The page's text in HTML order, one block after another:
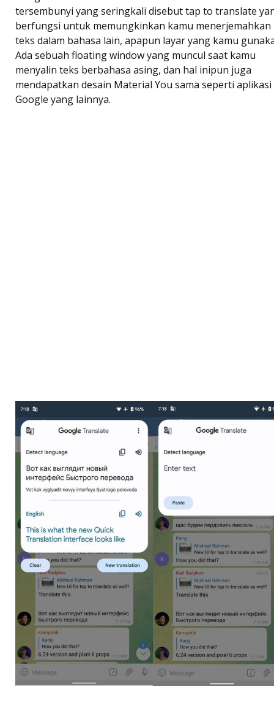
tersembunyi yang seringkali disebut tap to translate
berfungsi untuk memungkinkan kamu menerjemahkan
teks dalam bahasa lain, apapun layar yang kamu
Ada sebuah floating window yang muncul saat kamu
menyalin teks berbahasa asing, dan hal inipun juga
mendapatkan desain Material You sama seperti aplikasi
Google yang lainnya.